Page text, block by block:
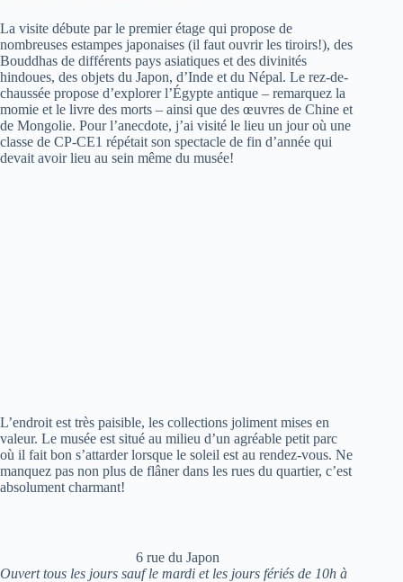
La visite débute par le premier étage qui propose de
nombreuses estampes japonaises (il faut ouvrir les tiroirs!), des
Bouddhas de différents pays asiatiques et des divinités
hindoues, des objets du Japon, d’Inde et du Népal. Le rez-de-
chaussée propose d’explorer l’Égypte antique – remarquez la
momie et le livre des morts – ainsi que des œuvres de Chine et
de Mongolie. Pour l’anecdote, j’ai visité le lieu un jour où une
classe de CP-CE1 répétait son spectacle de fin d’année qui
devait avoir lieu au sein même du musée!
L’endroit est très paisible, les collections joliment mises en
valeur. Le musée est situé au milieu d’un agréable petit parc
où il fait bon s’attarder lorsque le soleil est au rendez-vous. Ne
manquez pas non plus de flâner dans les rues du quartier, c’est
absolument charmant!
6 rue du Japon
Ouvert tous les jours sauf le mardi et les jours fériés de 10h à